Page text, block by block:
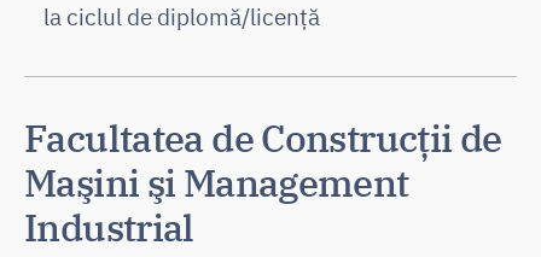
la ciclul de diplomă/licență
Facultatea de Construcţii de
Maşini şi Management
Industrial